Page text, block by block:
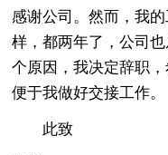
感谢公司。然而，我
样，都两年了，公司
个原因，我决定辞职
便于我做好交接工作。
此致